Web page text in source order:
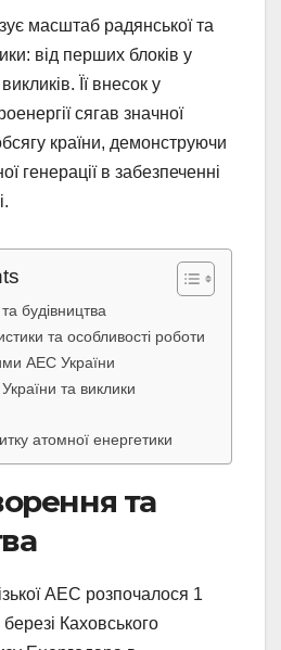
масштаб радянської та
від перших блоків у
Її внесок у
сягав значної
країни, демонструючи
генерації в забезпеченні
будівництва
та особливості роботи
АЕС України
та виклики
атомної енергетики
та
АЕС розпочалося 1
Каховського